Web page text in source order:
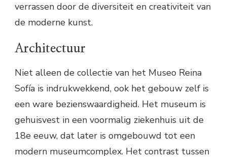
verrassen door de diversiteit en creativiteit van
de moderne kunst.
Architectuur
Niet alleen de collectie van het Museo Reina
Sofía is indrukwekkend, ook het gebouw zelf is
een ware bezienswaardigheid. Het museum is
gehuisvest in een voormalig ziekenhuis uit de
18e eeuw, dat later is omgebouwd tot een
modern museumcomplex. Het contrast tussen